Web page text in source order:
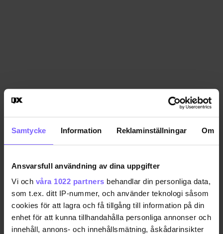
Samtycke Information Reklaminställningar Om
Ansvarsfull användning av dina uppgifter
Vi och våra 1022 partners behandlar din personliga data,
som t.ex. ditt IP-nummer, och använder teknologi såsom
cookies för att lagra och få tillgång till information på din
enhet för att kunna tillhandahålla personliga annonser och
innehåll, annons- och innehållsmätning, åskådarinsikter